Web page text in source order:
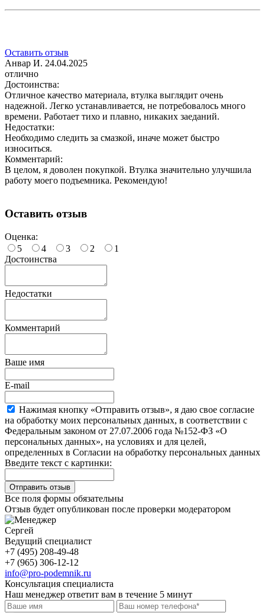
Оставить отзыв
Анвар И. 24.04.2025
отлично
Достоинства:
Отличное качество материала, втулка выглядит очень
надежной. Легко устанавливается, не потребовалось много
времени. Работает тихо и плавно, никаких заеданий.
Недостатки:
Необходимо следить за смазкой, иначе может быстро
износиться.
Комментарий:
В целом, я доволен покупкой. Втулка значительно улучшила
работу моего подъемника. Рекомендую!
Оставить отзыв
Оценка:
5
4 3 2
1
Достоинства
Недостатки
Комментарий
Ваше имя
E-mail
Нажимая кнопку «Отправить отзыв», я даю свое согласие
на обработку моих персональных данных, в соответствии с
Федеральным законом от 27.07.2006 года №152-ФЗ «О
персональных данных», на условиях и для целей,
определенных в Согласии на обработку персональных данных
Введите текст с картинки:
Все поля формы обязательны
Отзыв будет опубликован после проверки модератором
Сергей
Ведущий специалист
+7 (495) 208-49-48
+7 (965) 306-12-12
info@pro-podemnik.ru
Консультация специалиста
Наш менеджер ответит вам в течение 5 минут